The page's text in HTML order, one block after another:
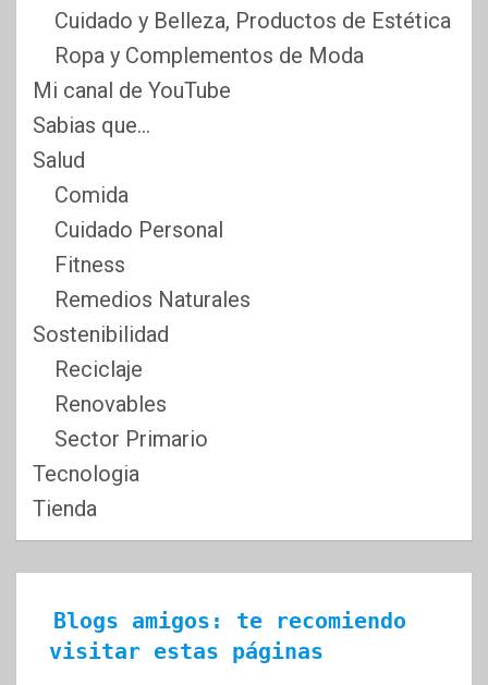
Cuidado y Belleza, Productos de Estética
Ropa y Complementos de Moda
Mi canal de YouTube
Sabias que…
Salud
Comida
Cuidado Personal
Fitness
Remedios Naturales
Sostenibilidad
Reciclaje
Renovables
Sector Primario
Tecnologia
Tienda
Blogs amigos: te recomiendo
visitar estas páginas